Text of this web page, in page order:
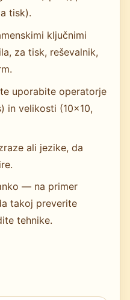
tisk).
ključnimi
za tisk, reševalnik,
uporabite operatorje
in velikosti (10x10,
ali jezike, da
— na primer
takoj preverite
tehnike.